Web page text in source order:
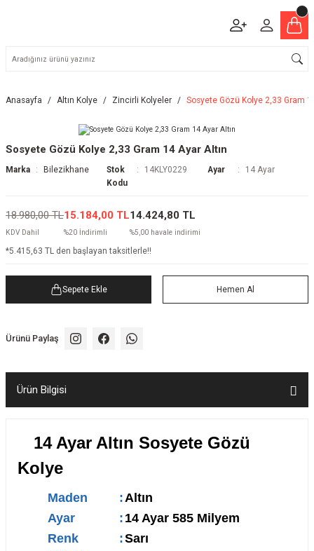
Anasayfa Altın Kolye Zincirli Kolyeler Sosyete Gözü Kolye 2,33 Gram
Sosyete Gözü Kolye 2,33 Gram 14 Ayar Altın
Marka Bilezikhane
Stok
Kodu
14KLY0229 Ayar 14 Ayar
18.980,00 TL
KDV Dahil
15.184,00 TL
%20 İndirimli
14.424,80 TL
%5,00 havale indirimi
*5.415,63 TL den başlayan taksitlerle!!
Sepete Ekle Hemen Al
Ürünü Paylaş
Ürün Bilgisi
14 Ayar Altın Sosyete Gözü
Kolye
Maden :Altın
Ayar
: 14 Ayar 585 Milyem
Renk
:Sarı